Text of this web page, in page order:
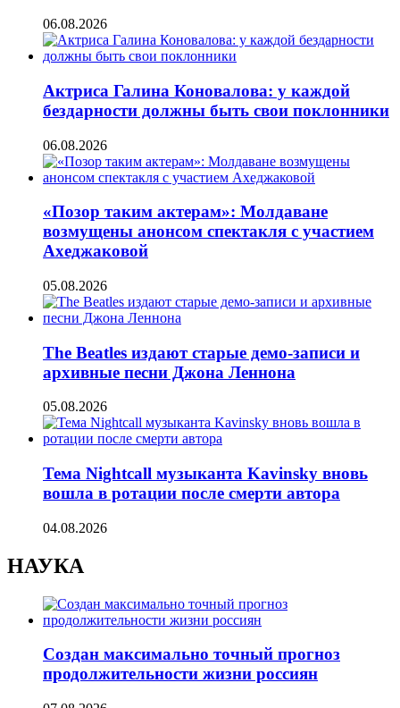
06.08.2026
Актриса Галина Коновалова: у каждой
бездарности должны быть свои поклонники
06.08.2026
«Позор таким актерам»: Молдаване
возмущены анонсом спектакля с участием
Ахеджаковой
05.08.2026
The Beatles издают старые демо-записи и
архивные песни Джона Леннона
05.08.2026
Тема Nightcall музыканта Kavinsky вновь
вошла в ротации после смерти автора
04.08.2026
НАУКА
Создан максимально точный прогноз
продолжительности жизни россиян